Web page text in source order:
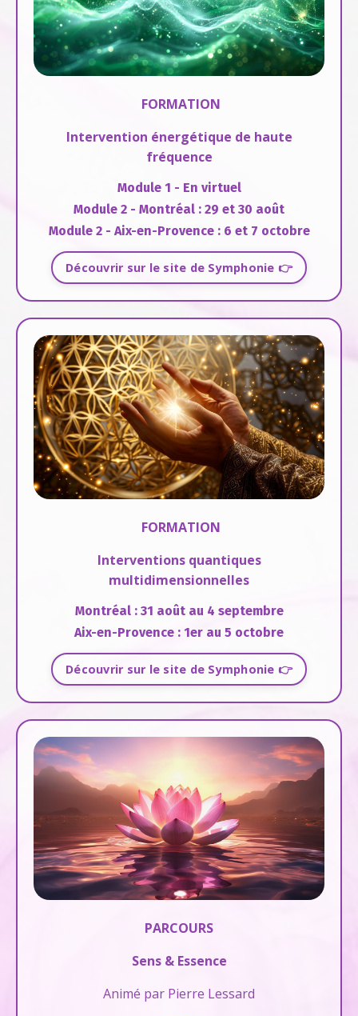
FORMATION
Intervention énergétique de haute
fréquence
Module 1 - En virtuel
Module 2 - Montréal : 29 et 30 août
Module 2 - Aix-en-Provence : 6 et 7 octobre
Découvrir sur le site de Symphonie 👉
FORMATION
Interventions quantiques
multidimensionnelles
Montréal : 31 août au 4 septembre
Aix-en-Provence : 1er au 5 octobre
Découvrir sur le site de Symphonie 👉
PARCOURS
Sens & Essence
Animé par Pierre Lessard